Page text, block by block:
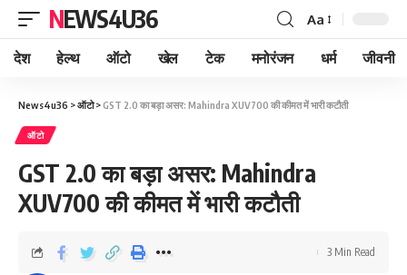
NEWS4U36 Aa
देश हेल्थ ऑटो खेल टेक मनोरंजन धर्म जीवनी
News4u36 >ऑटो>GST 2.0 का बड़ा असर: Mahindra XUV700 की कीमत में भारी कटौती
ऑटो
GST 2.0 का बड़ा असर: Mahindra
XUV700 की कीमत में भारी कटौती
3 Min Read